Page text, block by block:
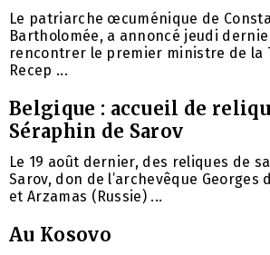
Le patriarche œcuménique de
Bartholomée, a annoncé jeudi
rencontrer le premier ministre de la
Recep ...
Belgique : accueil de
Séraphin de Sarov
Le 19 août dernier, des reliques de
Sarov, don de l’archevêque Georges
et Arzamas (Russie) ...
Au Kosovo